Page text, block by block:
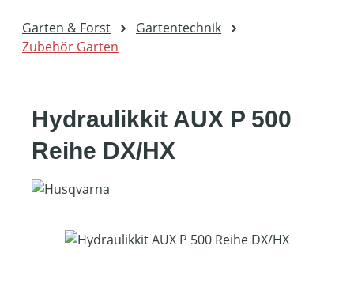
Garten & Forst
Gartentechnik
Zubehör Garten
Hydraulikkit AUX P 500
Reihe DX/HX
Bildergalerie überspringen